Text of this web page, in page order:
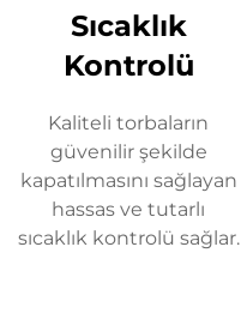
Sıcaklık
Kontrolü
Kaliteli torbaların
güvenilir şekilde
kapatılmasını sağlayan
hassas ve tutarlı
sıcaklık kontrolü sağlar.